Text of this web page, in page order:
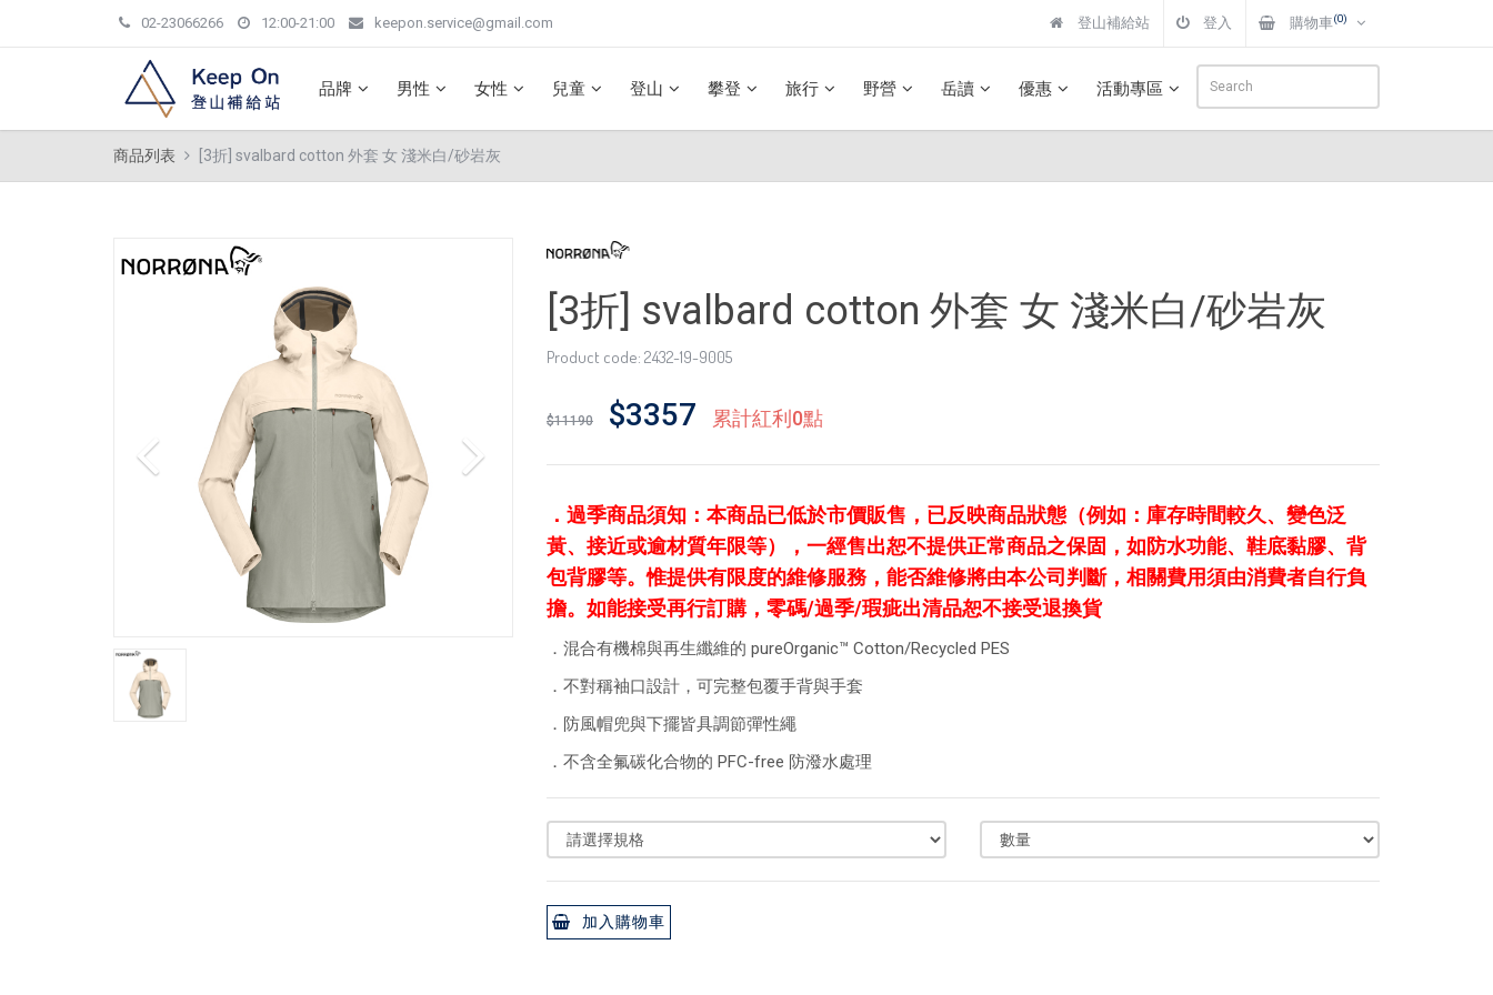
02-23066266 12:00-21:00 keepon.service@gmail.com 登山補給站 登入 購物車(0)
品牌 男性 女性 兒童 登山 攀登 旅行 野營 岳讀 優惠 活動專區
商品列表 [3折] svalbard cotton 外套 女 淺米白/砂岩灰
[3折] svalbard cotton 外套 女 淺米白/砂岩灰
Product code: 2432-19-9005
$11190 $3357 累計紅利0點
． 過季商品須知：本商品已低於市價販售，已反映商品狀態（例如：庫存時間較久、變色泛
黃、接近或逾材質年限等），一經售出恕不提供正常商品之保固，如防水功能、鞋底黏膠、背
包背膠等。惟提供有限度的維修服務，能否維修將由本公司判斷，相關費用須由消費者自行負
擔。如能接受再行訂購，零碼/過季/瑕疵出清品恕不接受退換貨
．混合有機棉與再生纖維的 pureOrganic™ Cotton/Recycled PES
．不對稱袖口設計，可完整包覆手背與手套
．防風帽兜與下擺皆具調節彈性繩
．不含全氟碳化合物的 PFC-free 防潑水處理
加入購物車